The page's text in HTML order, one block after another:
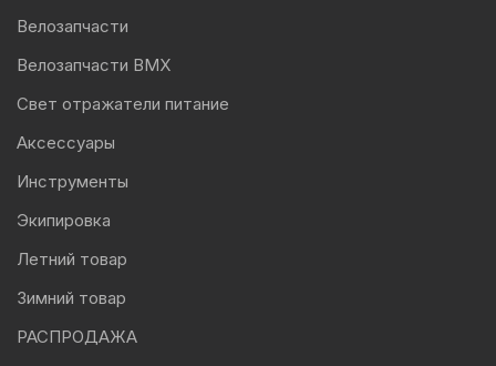
Велозапчасти
Велозапчасти BMX
Свет отражатели питание
Аксессуары
Инструменты
Экипировка
Летний товар
Зимний товар
РАСПРОДАЖА